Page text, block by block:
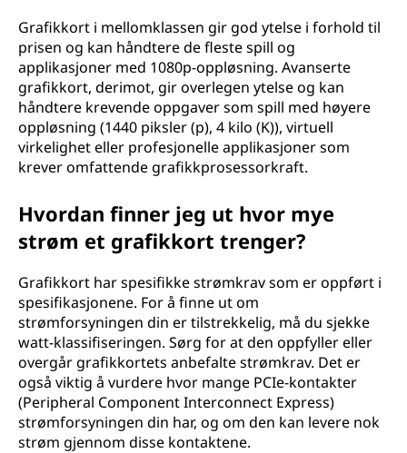
Grafikkort i mellomklassen gir god ytelse i forhold til
prisen og kan håndtere de fleste spill og
applikasjoner med 1080p-oppløsning. Avanserte
grafikkort, derimot, gir overlegen ytelse og kan
håndtere krevende oppgaver som spill med høyere
oppløsning (1440 piksler (p), 4 kilo (K)), virtuell
virkelighet eller profesjonelle applikasjoner som
krever omfattende grafikkprosessorkraft.
Hvordan finner jeg ut hvor mye
strøm et grafikkort trenger?
Grafikkort har spesifikke strømkrav som er oppført i
spesifikasjonene. For å finne ut om
strømforsyningen din er tilstrekkelig, må du sjekke
watt-klassifiseringen. Sørg for at den oppfyller eller
overgår grafikkortets anbefalte strømkrav. Det er
også viktig å vurdere hvor mange PCIe-kontakter
(Peripheral Component Interconnect Express)
strømforsyningen din har, og om den kan levere nok
strøm gjennom disse kontaktene.